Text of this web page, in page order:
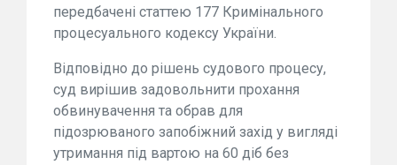
передбачені статтею 177 Кримінального
процесуального кодексу України.
Відповідно до рішень судового процесу,
суд вирішив задовольнити прохання
обвинувачення та обрав для
підозрюваного запобіжний захід у вигляді
утримання під вартою на 60 діб без